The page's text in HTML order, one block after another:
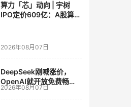
算力「芯」动向 | 宇树
IPO定价609亿：A股算力
2026年08月07日
DeepSeek刚喊涨价，
OpenAI就开放免费畅
聊？大模型定价的平行宇
2026年08月07日